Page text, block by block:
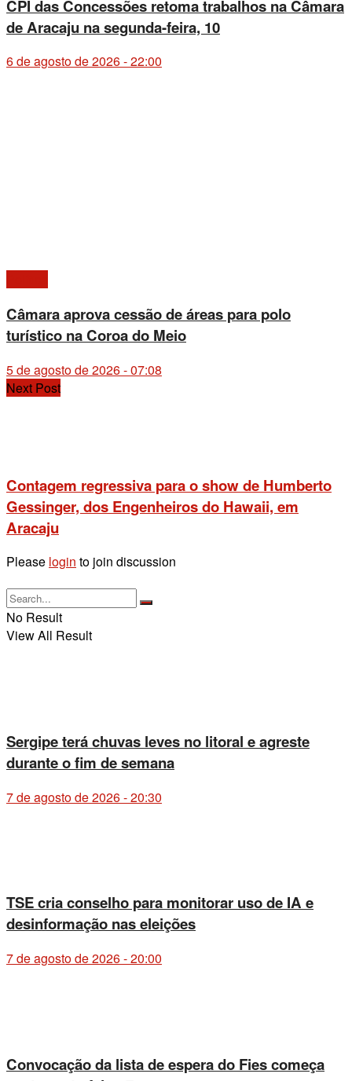
CPI das Concessões retoma trabalhos na Câmara
de Aracaju na segunda-feira, 10
6 de agosto de 2026 - 22:00
Câmara aprova cessão de áreas para polo
turístico na Coroa do Meio
5 de agosto de 2026 - 07:08
Next Post
Contagem regressiva para o show de Humberto
Gessinger, dos Engenheiros do Hawaii, em
Aracaju
Please login to join discussion
No Result
View All Result
Sergipe terá chuvas leves no litoral e agreste
durante o fim de semana
7 de agosto de 2026 - 20:30
TSE cria conselho para monitorar uso de IA e
desinformação nas eleições
7 de agosto de 2026 - 20:00
Convocação da lista de espera do Fies começa